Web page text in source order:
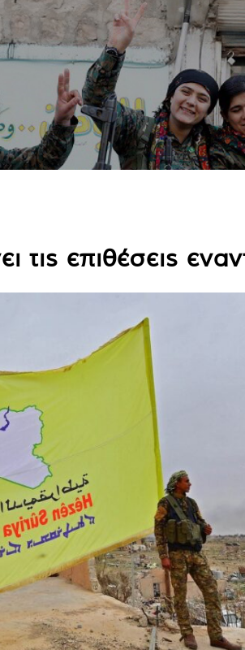
τις επιθέσεις